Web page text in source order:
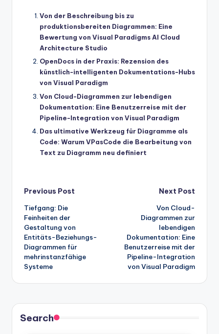
Von der Beschreibung bis zu
produktionsbereiten Diagrammen: Eine
Bewertung von Visual Paradigms AI Cloud
Architecture Studio
OpenDocs in der Praxis: Rezension des
künstlich-intelligenten Dokumentations-Hubs
von Visual Paradigm
Von Cloud-Diagrammen zur lebendigen
Dokumentation: Eine Benutzerreise mit der
Pipeline-Integration von Visual Paradigm
Das ultimative Werkzeug für Diagramme als
Code: Warum VPasCode die Bearbeitung von
Text zu Diagramm neu definiert
Post
navigation
Previous Post
Tiefgang: Die
Feinheiten der
Gestaltung von
Entitäts-Beziehungs-
Diagrammen für
mehrinstanzfähige
Systeme
Next Post
Von Cloud-
Diagrammen zur
lebendigen
Dokumentation: Eine
Benutzerreise mit der
Pipeline-Integration
von Visual Paradigm
Search